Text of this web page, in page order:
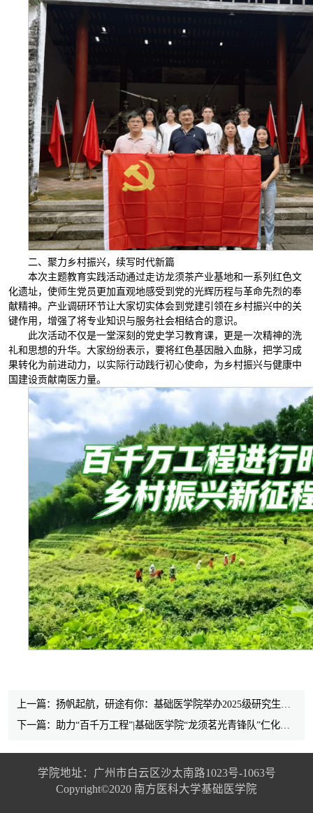
二、聚力乡村振兴，续写时代新篇
本次主题教育实践活动通过走访龙须茶产业基地和一系列红色文
化遗址，使师生党员更加直观地感受到党的光辉历程与革命先烈的奉
献精神。产业调研环节让大家切实体会到党建引领在乡村振兴中的关
键作用，增强了将专业知识与服务社会相结合的意识。
此次活动不仅是一堂深刻的党史学习教育课，更是一次精神的洗
礼和思想的升华。大家纷纷表示，要将红色基因融入血脉，把学习成
果转化为前进动力，以实际行动践行初心使命，为乡村振兴与健康中
国建设贡献南医力量。
下一篇：助力“百千万工程”|基础医学院“龙须茗光青锋队”仁化行：青春足迹丈量茶乡振兴路
学院地址：广州市白云区沙太南路1023号-1063号
Copyright©2020 南方医科大学基础医学院